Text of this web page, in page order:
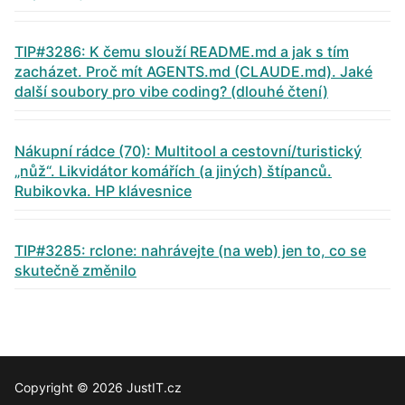
TIP#3286: K čemu slouží README.md a jak s tím
zacházet. Proč mít AGENTS.md (CLAUDE.md). Jaké
další soubory pro vibe coding? (dlouhé čtení)
Nákupní rádce (70): Multitool a cestovní/turistický
„nůž“. Likvidátor komářích (a jiných) štípanců.
Rubikovka. HP klávesnice
TIP#3285: rclone: nahrávejte (na web) jen to, co se
skutečně změnilo
Copyright © 2026 JustIT.cz